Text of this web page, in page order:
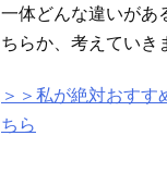
一体どんな違いがあ
ちらか、考えていき
＞＞私が絶対おすす
ちら